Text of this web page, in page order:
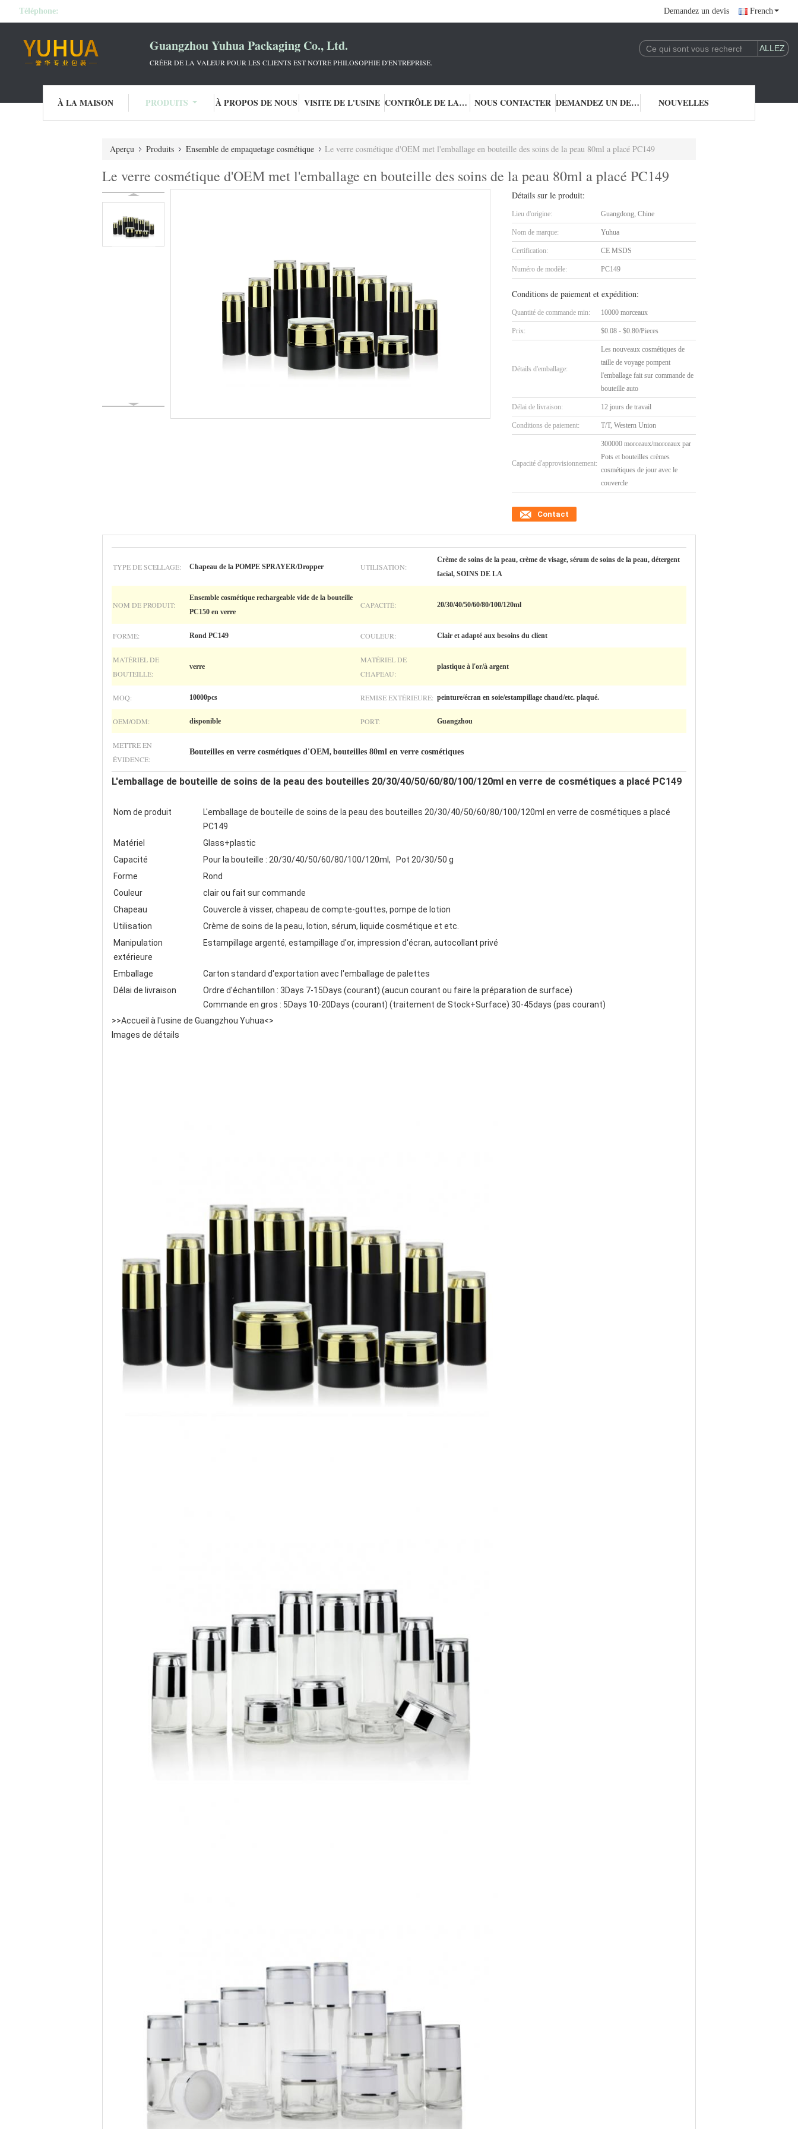
Téléphone: Demandez un devis French
Guangzhou Yuhua Packaging Co., Ltd.
CRÉER DE LA VALEUR POUR LES CLIENTS EST NOTRE PHILOSOPHIE D'ENTREPRISE.
À LA MAISON PRODUITS À PROPOS DE NOUS VISITE DE L'USINE CONTRÔLE DE LA QUALITÉ NOUS CONTACTER DEMANDEZ UN DEVIS NOUVELLES
Aperçu Produits Ensemble de empaquetage cosmétique Le verre cosmétique d'OEM met l'emballage en bouteille des soins de la peau 80ml a placé PC149
Le verre cosmétique d'OEM met l'emballage en bouteille des soins de la peau 80ml a placé PC149
Détails sur le produit:
Lieu d'origine: Guangdong, Chine
Nom de marque: Yuhua
Certification: CE MSDS
Numéro de modèle: PC149
Conditions de paiement et expédition:
Quantité de commande min: 10000 morceaux
Prix: $0.08 - $0.80/Pieces
Détails d'emballage:
Les nouveaux cosmétiques de
taille de voyage pompent
l'emballage fait sur commande de
bouteille auto
Délai de livraison: 12 jours de travail
Conditions de paiement: T/T, Western Union
Capacité d'approvisionnement:
300000 morceaux/morceaux par
Pots et bouteilles crèmes
cosmétiques de jour avec le
couvercle
Contact
TYPE DE SCELLAGE: Chapeau de la POMPE SPRAYER/Dropper UTILISATION:
Crème de soins de la peau, crème de visage, sérum de soins de la peau, détergent
facial, SOINS DE LA
NOM DE PRODUIT:
Ensemble cosmétique rechargeable vide de la bouteille
PC150 en verre
CAPACITÉ: 20/30/40/50/60/80/100/120ml
FORME: Rond PC149 COULEUR: Clair et adapté aux besoins du client
MATÉRIEL DE
BOUTEILLE:
verre
MATÉRIEL DE
CHAPEAU:
plastique à l'or/à argent
MOQ: 10000pcs REMISE EXTÉRIEURE: peinture/écran en soie/estampillage chaud/etc. plaqué.
OEM/ODM: disponible PORT: Guangzhou
METTRE EN
ÉVIDENCE:
Bouteilles en verre cosmétiques d'OEM, bouteilles 80ml en verre cosmétiques
L'emballage de bouteille de soins de la peau des bouteilles 20/30/40/50/60/80/100/120ml en verre de cosmétiques a placé PC149
Nom de produit
L'emballage de bouteille de soins de la peau des bouteilles 20/30/40/50/60/80/100/120ml en verre de cosmétiques a placé
PC149
Matériel
Glass+plastic
Capacité
Pour la bouteille : 20/30/40/50/60/80/100/120ml, Pot 20/30/50 g
Forme
Rond
Couleur
clair ou fait sur commande
Chapeau
Couvercle à visser, chapeau de compte-gouttes, pompe de lotion
Utilisation
Crème de soins de la peau, lotion, sérum, liquide cosmétique et etc.
Manipulation
extérieure
Estampillage argenté, estampillage d'or, impression d'écran, autocollant privé
Emballage
Carton standard d'exportation avec l'emballage de palettes
Délai de livraison
Ordre d'échantillon : 3Days 7-15Days (courant) (aucun courant ou faire la préparation de surface)
Commande en gros : 5Days 10-20Days (courant) (traitement de Stock+Surface) 30-45days (pas courant)
>>Accueil à l'usine de Guangzhou Yuhua<>
Images de détails